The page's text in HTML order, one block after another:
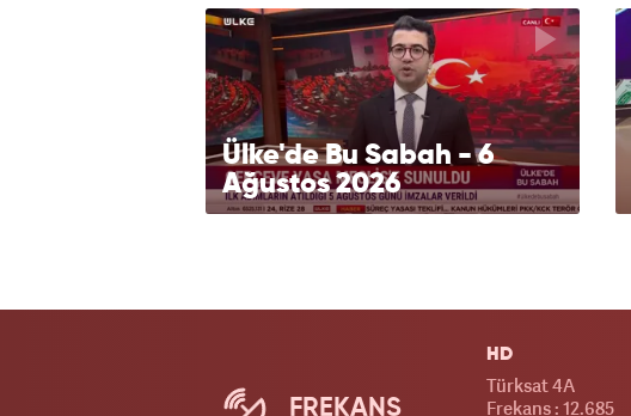
Ülke'de Bu Sabah - 6
Ağustos 2026
FREKANS
HD
Türksat 4A
Frekans : 12.685